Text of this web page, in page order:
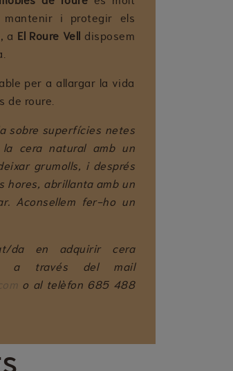
i protegir els
a El Roure Vell disposem
per a allargar la vida
de roure.
sobre superfícies netes
cera natural amb un
grumolls, i després
hores, abrillanta amb un
Aconsellem fer-ho un
da en adquirir cera
a través del mail
o al telèfon 685 488